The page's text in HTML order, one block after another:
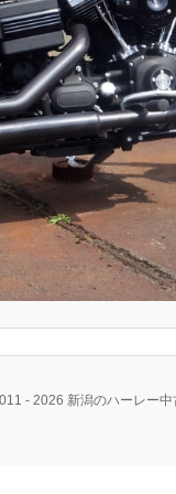
- 2026 新潟のハーレー